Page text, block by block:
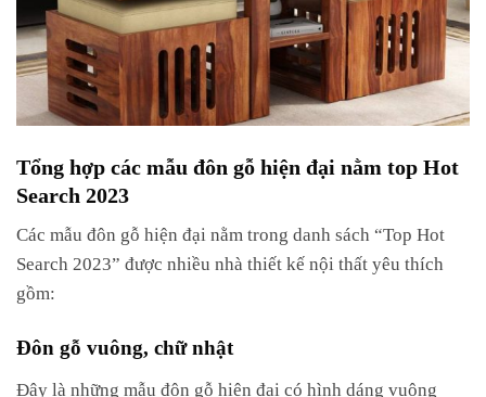
Tổng hợp các mẫu đôn gỗ hiện đại nằm top Hot
Search 2023
Các mẫu đôn gỗ hiện đại nằm trong danh sách “Top Hot
Search 2023” được nhiều nhà thiết kế nội thất yêu thích
gồm:
Đôn gỗ vuông, chữ nhật
Đây là những mẫu đôn gỗ hiện đại có hình dáng vuông